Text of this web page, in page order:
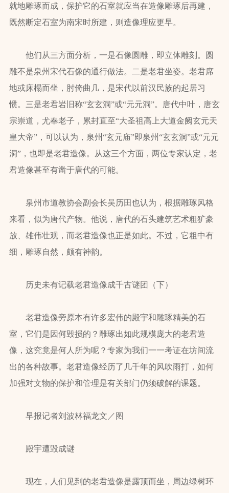
就地雕琢而成，保护它的石室就应当在造像雕琢后再建，
既然断定石室为南宋时所建，则造像理应更早。
他们从三方面分析，一是石像圆雕，即立体雕刻。圆
雕不是泉州宋代石像的通行做法。二是老君坐姿。老君席
地或床榻而坐，肘倚曲几，是宋代以前汉民族的起居习
惯。三是老君岩旧称“玄玄洞”或“元元洞”。唐代中叶，唐玄
宗崇道，尤奉老子，累封直至“大圣祖高上大道金阙玄元天
皇大帝”，可以认为，泉州“玄元庙”即泉州“玄玄洞”或“元元
洞”，也即是老君造像。从这三个方面，两位专家认定，老
君造像甚至有凿于唐代的可能。
泉州市道教协会副会长吴历田也认为，根据雕琢风格
来看，似为唐代产物。他说，唐代的石头建筑艺术粗犷豪
放、雄伟壮观，而老君造像也正是如此。不过，它粗中有
细，雕琢自然，颇有神韵。
历史未有记载老君造像成千古谜团（下）
老君造像旁原本有许多宏伟的殿宇和雕琢精美的石
室，它们是因何毁损的？雕琢出如此规模庞大的老君造
像，这究竟是何人所为呢？专家为我们一一考证在坊间流
出的各种故事。老君造像经历了几千年的风吹雨打，如何
加强对文物的保护和管理是有关部门仍须破解的课题。
早报记者刘波林福龙文／图
殿宇遭毁成谜
现在，人们见到的老君造像是露顶而坐，周边绿树环